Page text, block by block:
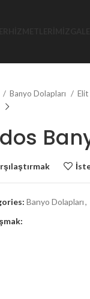
Banyo Dolapları Elit
Banyo Dolapları,